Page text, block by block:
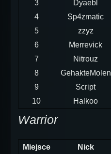
3 Dyaebl
4
Sp4zmatic
5
zzyz
6
Merrevick
7
Nitrouz
8
GehakteMolen
9
Script
10
Halkoo
Warrior
Miejsce Nick